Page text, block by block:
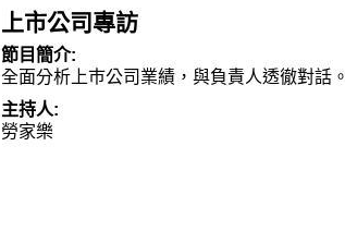
上市公司專訪
節目簡介:
全面分析上巿公司業績，與負責人透徹對話。
主持人:
勞家樂